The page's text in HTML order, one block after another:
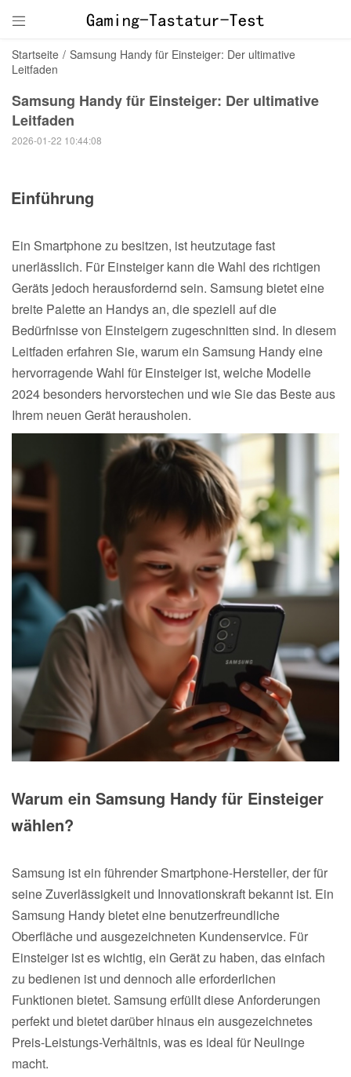

Startseite / Samsung Handy für Einsteiger: Der ultimative
Leitfaden
Samsung Handy für Einsteiger: Der ultimative
Leitfaden
2026-01-22 10:44:08
Einführung
Ein Smartphone zu besitzen, ist heutzutage fast
unerlässlich. Für Einsteiger kann die Wahl des richtigen
Geräts jedoch herausfordernd sein. Samsung bietet eine
breite Palette an Handys an, die speziell auf die
Bedürfnisse von Einsteigern zugeschnitten sind. In diesem
Leitfaden erfahren Sie, warum ein Samsung Handy eine
hervorragende Wahl für Einsteiger ist, welche Modelle
2024 besonders hervorstechen und wie Sie das Beste aus
Ihrem neuen Gerät herausholen.
Warum ein Samsung Handy für Einsteiger
wählen?
Samsung ist ein führender Smartphone-Hersteller, der für
seine Zuverlässigkeit und Innovationskraft bekannt ist. Ein
Samsung Handy bietet eine benutzerfreundliche
Oberfläche und ausgezeichneten Kundenservice. Für
Einsteiger ist es wichtig, ein Gerät zu haben, das einfach
zu bedienen ist und dennoch alle erforderlichen
Funktionen bietet. Samsung erfüllt diese Anforderungen
perfekt und bietet darüber hinaus ein ausgezeichnetes
Preis-Leistungs-Verhältnis, was es ideal für Neulinge
macht.